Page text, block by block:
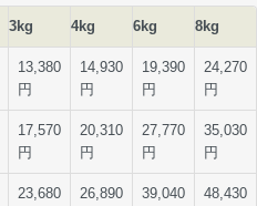
3kg 4kg 6kg 8kg
13,380
円
14,930
円
19,390
円
24,270
円
17,570
円
20,310
円
27,770
円
35,030
円
23,680
26,890
39,040
48,430